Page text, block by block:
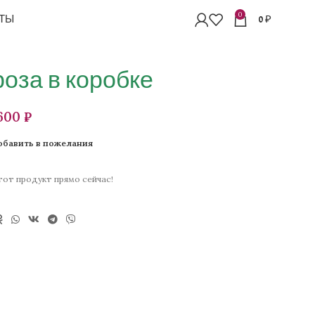
0 0 ₽
в коробке
₽
в пожелания
продукт прямо сейчас!